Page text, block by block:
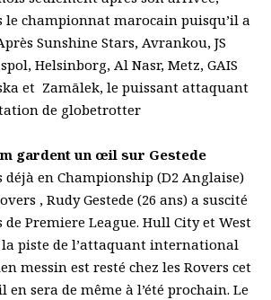
le championnat marocain puisqu’il a
Sunshine Stars, Avrankou, JS
Helsinborg, Al Nasr, Metz, GAIS
et Zamālek, le puissant attaquant
de globetrotter
gardent un œil sur Gestede
déjà en Championship (D2 Anglaise)
, Rudy Gestede (26 ans) a suscité
de Premiere League. Hull City et West
piste de l’attaquant international
messin est resté chez les Rovers cet
en sera de même à l’été prochain. Le